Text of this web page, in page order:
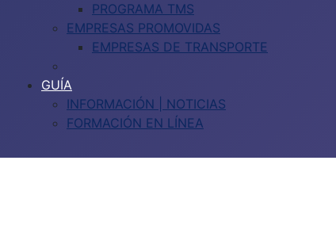
PROGRAMA TMS
EMPRESAS PROMOVIDAS
EMPRESAS DE TRANSPORTE
GUÍA
INFORMACIÓN | NOTICIAS
FORMACIÓN EN LÍNEA